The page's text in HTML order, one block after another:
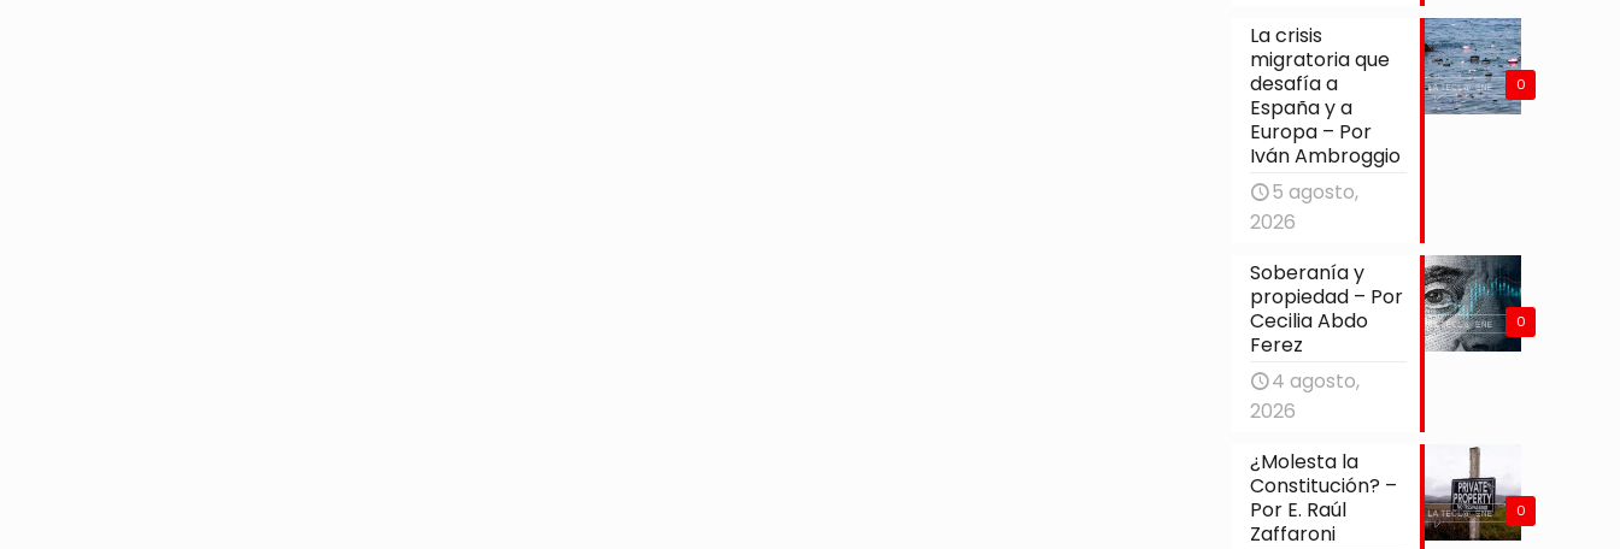
0
La crisis
migratoria que
desafía a
España y a
Europa – Por
Iván Ambroggio
5 agosto,
2026
0
Soberanía y
propiedad – Por
Cecilia Abdo
Ferez
4 agosto,
2026
0
¿Molesta la
Constitución? –
Por E. Raúl
Zaffaroni